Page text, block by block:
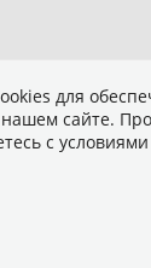
для
сайте.
с условиями